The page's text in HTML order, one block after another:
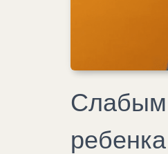
Слабым